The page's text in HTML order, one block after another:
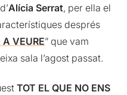
Alícia Serrat, per ella el
després
A VEURE” que vam
sala l’agost passat.
TOT EL QUE NO ENS